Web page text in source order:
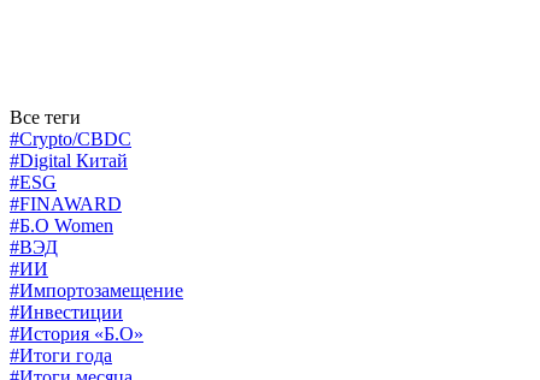
Все теги
#Crypto/CBDC
#Digital Китай
#ESG
#FINAWARD
#Б.О Women
#ВЭД
#ИИ
#Импортозамещение
#Инвестиции
#История «Б.О»
#Итоги года